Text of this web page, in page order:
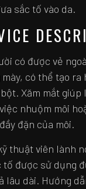
sắc tố vào da.
có được vẻ
có thể tạo
Xăm mắt
nhuộm môi
đặn của môi.
thuật viên lành
tố được sử
lâu dài. Hướng